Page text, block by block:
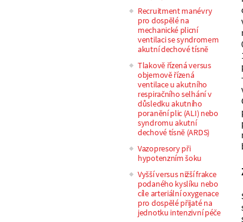
Recruitment manévry
pro dospělé na
mechanické plicní
ventilaci se syndromem
akutní dechové tísně
Tlakově řízená versus
objemově řízená
ventilace u akutního
respiračního selhání v
důsledku akutního
poranění plic (ALI) nebo
syndromu akutní
dechové tísně (ARDS)
Vazopresory při
hypotenzním šoku
Vyšší versus nižší frakce
podaného kyslíku nebo
cíle arteriální oxygenace
pro dospělé přijaté na
jednotku intenzivní péče